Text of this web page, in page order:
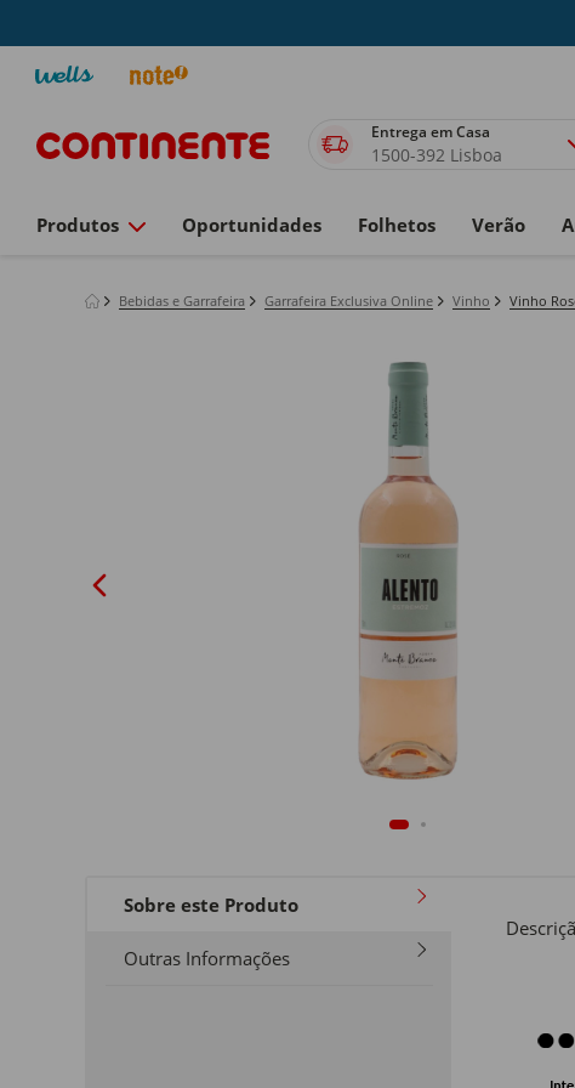
Entrega em Casa
1500-392 Lisboa
Produtos Oportunidades Folhetos Verão
Bebidas e Garrafeira Garrafeira Exclusiva Online Vinho Vinho
Sobre este Produto
Outras Informações